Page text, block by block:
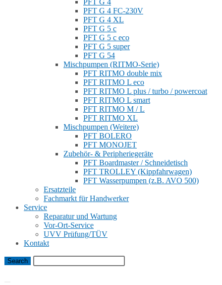
PFT G 4
PFT G 4 FC-230V
PFT G 4 XL
PFT G 5 c
PFT G 5 c eco
PFT G 5 super
PFT G 54
Mischpumpen (RITMO-Serie)
PFT RITMO double mix
PFT RITMO L eco
PFT RITMO L plus / turbo / powercoat
PFT RITMO L smart
PFT RITMO M / L
PFT RITMO XL
Mischpumpen (Weitere)
PFT BOLERO
PFT MONOJET
Zubehör- & Peripheriegeräte
PFT Boardmaster / Schneidetisch
PFT TROLLEY (Kippfahrwagen)
PFT Wasserpumpen (z.B. AVO 500)
Ersatzteile
Fachmarkt für Handwerker
Service
Reparatur und Wartung
Vor-Ort-Service
UVV Prüfung/TÜV
Kontakt